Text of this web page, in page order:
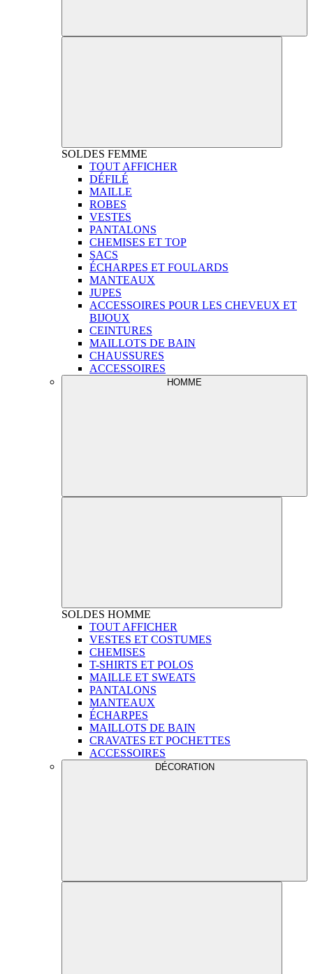
SOLDES FEMME
TOUT AFFICHER
DÉFILÉ
MAILLE
ROBES
VESTES
PANTALONS
CHEMISES ET TOP
SACS
ÉCHARPES ET FOULARDS
MANTEAUX
JUPES
ACCESSOIRES POUR LES CHEVEUX ET
BIJOUX
CEINTURES
MAILLOTS DE BAIN
CHAUSSURES
ACCESSOIRES
HOMME
SOLDES HOMME
TOUT AFFICHER
VESTES ET COSTUMES
CHEMISES
T-SHIRTS ET POLOS
MAILLE ET SWEATS
PANTALONS
MANTEAUX
ÉCHARPES
MAILLOTS DE BAIN
CRAVATES ET POCHETTES
ACCESSOIRES
DÉCORATION